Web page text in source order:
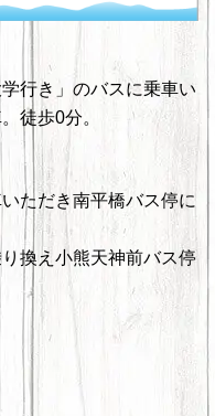
行き」のバスに乗車い
徒歩0分。
ただき南平橋バス停に
換え小熊天神前バス停